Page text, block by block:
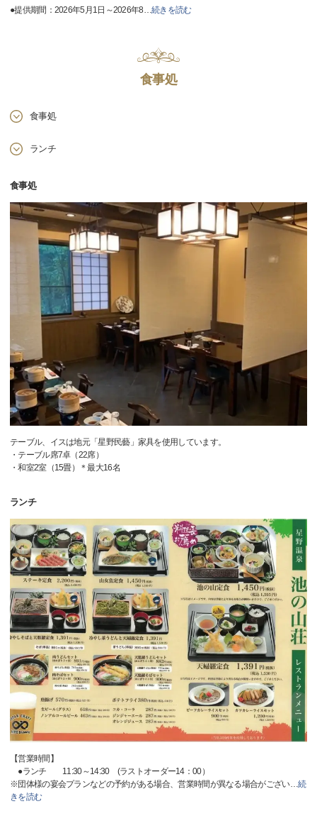
●提供期間：2026年5月1日～2026年8…続きを読む
食事処
食事処
ランチ
食事処
テーブル、イスは地元「星野民藝」家具を使用しています。
・テーブル席7卓（22席）
・和室2室（15畳）＊最大16名
ランチ
【営業時間】
●ランチ 11:30～14:30 (ラストオーダー14：00）
※団体様の宴会プランなどの予約がある場合、営業時間が異なる場合がござい…続
きを読む